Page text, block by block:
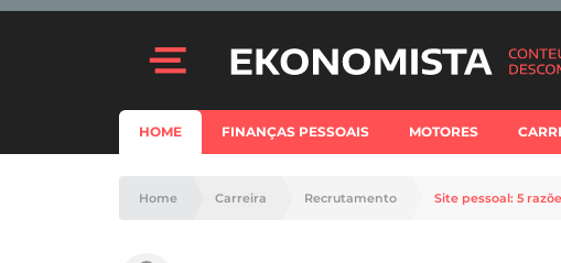
HOME FINANÇAS PESSOAIS MOTORES
Home Carreira Recrutamento Site pessoal: 5